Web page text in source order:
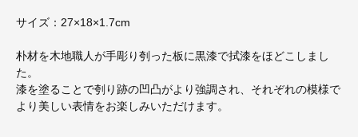
サイズ：27×18×1.7cm
朴材を木地職人が手彫り刳った板に黒漆で拭漆をほどこしまし
た。
漆を塗ることで刳り跡の凹凸がより強調され、それぞれの模様で
より美しい表情をお楽しみいただけます。